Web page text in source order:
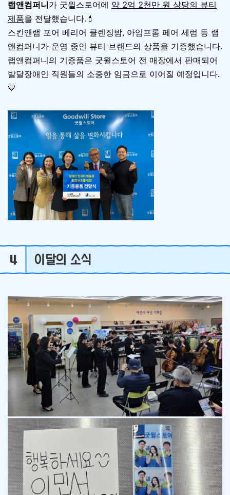
랩앤컴퍼니가 굿윌스토어에 약 2억 2천만 원 상당의 뷰티
제품을 전달했습니다.💄
스킨앤랩 포어 베리어 클렌징밤, 아임프롬 페어 세럼 등 랩
앤컴퍼니가 운영 중인 뷰티 브랜드의 상품을 기증했습니다.
랩앤컴퍼니의 기증품은 굿윌스토어 전 매장에서 판매되어
발달장애인 직원들의 소중한 임금으로 이어질 예정입니다.
💙